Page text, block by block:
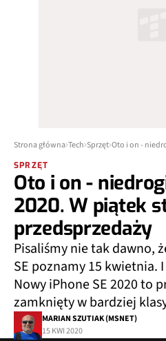
Strona główna Tech Sprzęt
SPRZĘT
Oto i on -
2020. W piątek
przedsprzedaży
Pisaliśmy nie tak dawno,
SE poznamy 15 kwietnia.
Nowy iPhone SE 2020 to
zamknięty w bardziej
MARIAN SZUTIAK (MSNET)
15 KWI 2020